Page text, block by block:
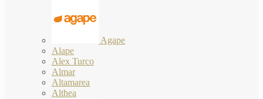
Agape
Alape
Alex Turco
Almar
Altamarea
Althea